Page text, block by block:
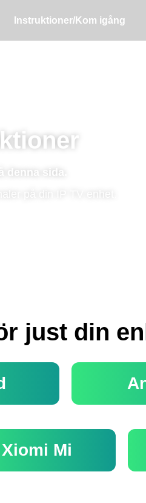
Instruktioner/Kom igång
denna sida.
på din
just din
Xiomi Mi